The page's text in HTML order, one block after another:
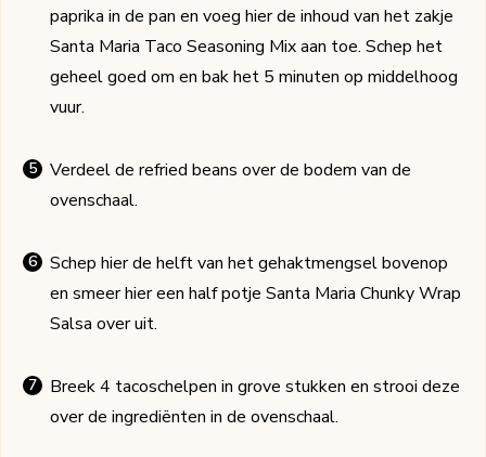
paprika in de pan en voeg hier de inhoud van het zakje
Santa Maria Taco Seasoning Mix aan toe. Schep het
geheel goed om en bak het 5 minuten op middelhoog
vuur.
Verdeel de refried beans over de bodem van de
ovenschaal.
Schep hier de helft van het gehaktmengsel bovenop
en smeer hier een half potje Santa Maria Chunky Wrap
Salsa over uit.
Breek 4 tacoschelpen in grove stukken en strooi deze
over de ingrediënten in de ovenschaal.